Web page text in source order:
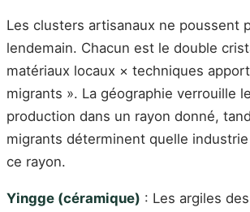
Les clusters artisanaux ne poussent
lendemain. Chacun est le double
matériaux locaux × techniques
migrants ». La géographie verrouille
production dans un rayon donné,
migrants déterminent quelle
ce rayon.
Yingge (céramique) : Les argiles